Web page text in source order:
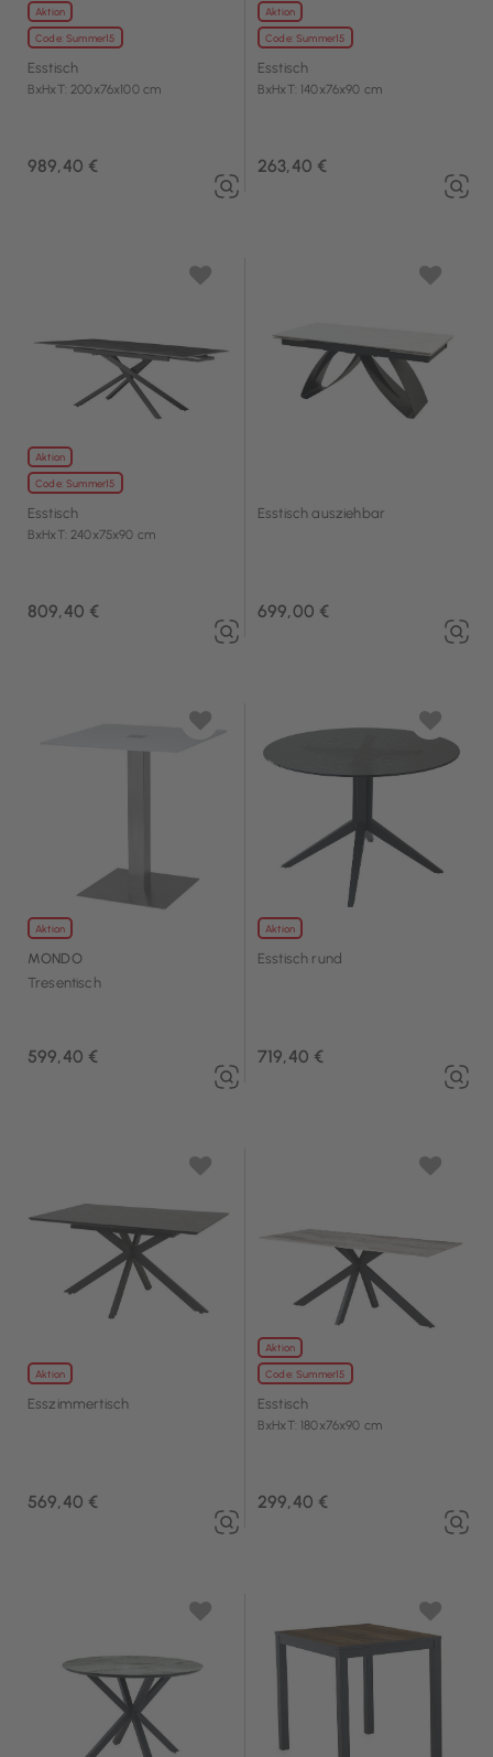
Aktion
Code: Summer15
Esstisch
BxHxT: 200x76x100 cm
989,40 €
Aktion
Code: Summer15
Esstisch
BxHxT: 140x76x90 cm
263,40 €
Aktion
Code: Summer15
Esstisch
BxHxT: 240x75x90 cm
809,40 €
Esstisch ausziehbar
699,00 €
Aktion
MONDO
Tresentisch
599,40 €
Aktion
Esstisch rund
719,40 €
Aktion
Esszimmertisch
569,40 €
Aktion
Code: Summer15
Esstisch
BxHxT: 180x76x90 cm
299,40 €